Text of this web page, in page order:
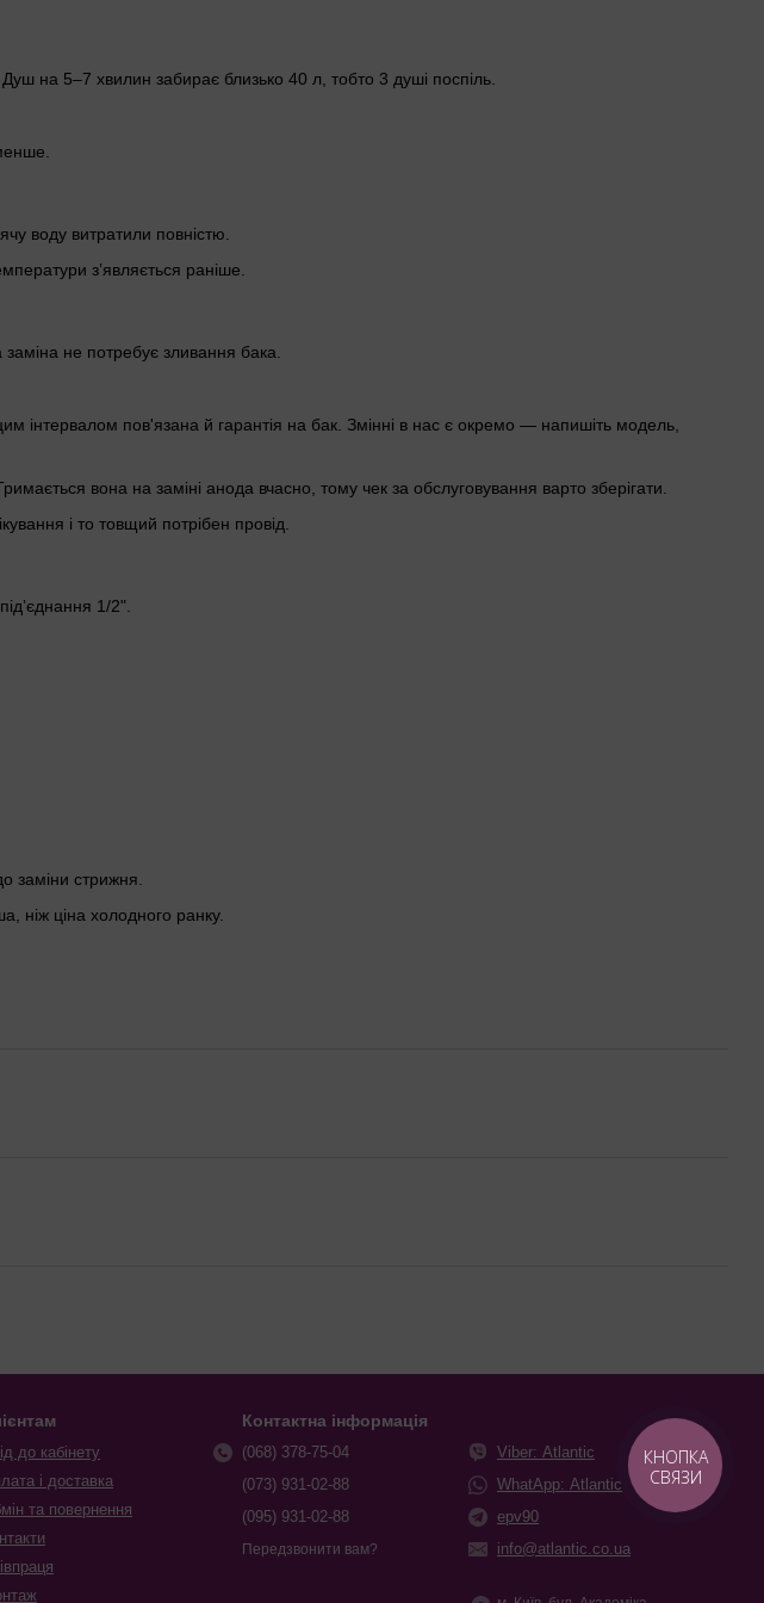
на 5–7 хвилин забирає близько 40 л, тобто 3 душі поспіль.
воду витратили повністю.
зʼявляється раніше.
не потребує зливання бака.
інтервалом пов'язана й гарантія на бак. Змінні в нас є окремо — напишіть модель,
вона на заміні анода вчасно, тому чек за обслуговування варто зберігати.
і то товщий потрібен провід.
1/2".
заміни стрижня.
ніж ціна холодного ранку.
до кабінету
і доставка
та повернення
Контактна інформація
(068) 378-75-04
(073) 931-02-88
(095) 931-02-88
Передзвонити вам?
Viber: Atlantic
WhatApp: Atlantic
epv90
info@atlantic.co.ua
КНОПКА
СВЯЗИ